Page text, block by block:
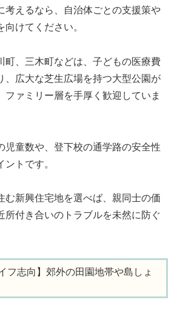
考えるなら、自治体ごとの支援策や
けてください。
町、三木町などは、子どもの医療費
、広大な芝生広場を持つ大型公園が
ファミリー層を手厚く歓迎していま
児童数や、登下校の通学路の安全性
ントです。
む新興住宅地を選べば、親同士の価
所付き合いのトラブルを未然に防ぐ
フ志向】郊外の田園地帯や島しょ